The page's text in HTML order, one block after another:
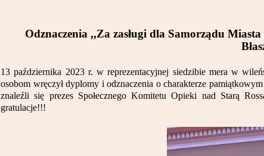
Odznaczenia ,,Za zasługi dla Samorządu
13 października 2023 r. w reprezentacyjnej siedzibie mera w
osobom wręczył dyplomy i odznaczenia o charakterze
znaleźli się prezes Społecznego Komitetu Opieki nad Starą
gratulacje!!!